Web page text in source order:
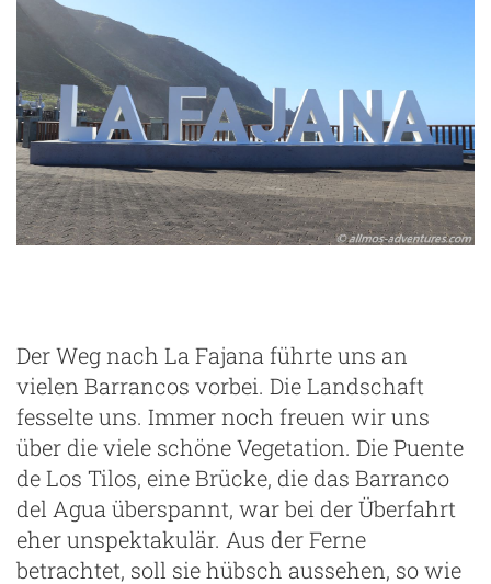
Der Weg nach La Fajana führte uns an
vielen Barrancos vorbei. Die Landschaft
fesselte uns. Immer noch freuen wir uns
über die viele schöne Vegetation. Die Puente
de Los Tilos, eine Brücke, die das Barranco
del Agua überspannt, war bei der Überfahrt
eher unspektakulär. Aus der Ferne
betrachtet, soll sie hübsch aussehen, so wie